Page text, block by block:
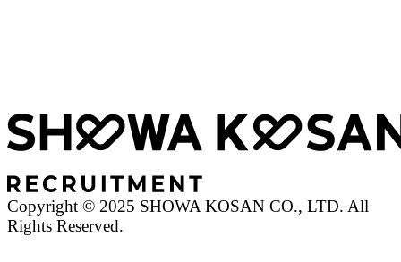
Copyright © 2025 SHOWA KOSAN CO., LTD. All
Rights Reserved.